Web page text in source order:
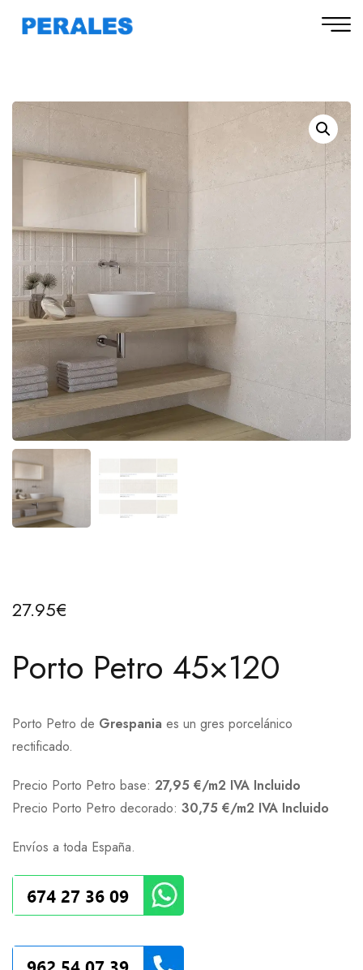
27.95€
Porto Petro 45×120
Porto Petro de Grespania es un gres porcelánico
rectificado.
Precio Porto Petro base: 27,95 €/m2 IVA Incluido
Precio Porto Petro decorado: 30,75 €/m2 IVA Incluido
Envíos a toda España.